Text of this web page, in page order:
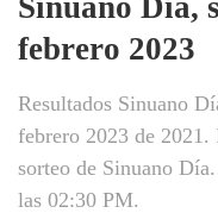
Sinuano Día,
febrero 2023
Resultados Sinuano
febrero 2023 de
sorteo de Sinuano
las 02:30 PM.